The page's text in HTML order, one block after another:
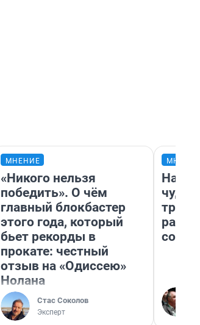
МНЕНИЕ
«Никого нельзя
победить». О чём
главный блокбастер
этого года, который
бьет рекорды в
прокате: честный
отзыв на «Одиссею»
Нолана
Стас Соколов
Эксперт